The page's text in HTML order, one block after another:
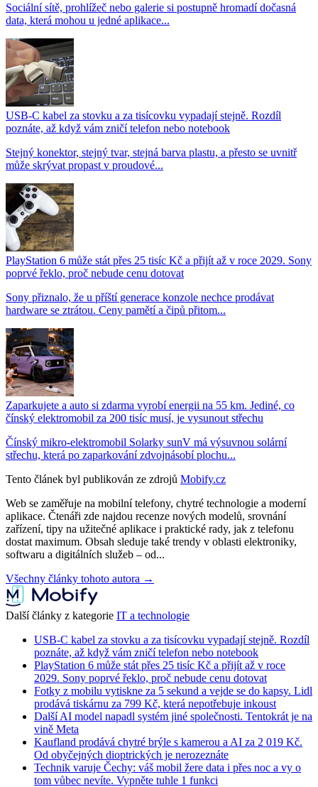
Sociální sítě, prohlížeč nebo galerie si postupně hromadí dočasná
data, která mohou u jedné aplikace...
USB-C kabel za stovku a za tisícovku vypadají stejně. Rozdíl
poznáte, až když vám zničí telefon nebo notebook
Stejný konektor, stejný tvar, stejná barva plastu, a přesto se uvnitř
může skrývat propast v proudové...
PlayStation 6 může stát přes 25 tisíc Kč a přijít až v roce 2029. Sony
poprvé řeklo, proč nebude cenu dotovat
Sony přiznalo, že u příští generace konzole nechce prodávat
hardware se ztrátou. Ceny pamětí a čipů přitom...
Zaparkujete a auto si zdarma vyrobí energii na 55 km. Jediné, co
čínský elektromobil za 200 tisíc musí, je vysunout střechu
Čínský mikro-elektromobil Solarky sunV má výsuvnou solární
střechu, která po zaparkování zdvojnásobí plochu...
Tento článek byl publikován ze zdrojů Mobify.cz
Web se zaměřuje na mobilní telefony, chytré technologie a moderní
aplikace. Čtenáři zde najdou recenze nových modelů, srovnání
zařízení, tipy na užitečné aplikace i praktické rady, jak z telefonu
dostat maximum. Obsah sleduje také trendy v oblasti elektroniky,
softwaru a digitálních služeb – od...
Všechny články tohoto autora →
Další články z kategorie IT a technologie
USB-C kabel za stovku a za tisícovku vypadají stejně. Rozdíl
poznáte, až když vám zničí telefon nebo notebook
PlayStation 6 může stát přes 25 tisíc Kč a přijít až v roce
2029. Sony poprvé řeklo, proč nebude cenu dotovat
Fotky z mobilu vytiskne za 5 sekund a vejde se do kapsy. Lidl
prodává tiskárnu za 799 Kč, která nepotřebuje inkoust
Další AI model napadl systém jiné společnosti. Tentokrát je na
vině Meta
Kaufland prodává chytré brýle s kamerou a AI za 2 019 Kč.
Od obyčejných dioptrických je nerozeznáte
Technik varuje Čechy: váš mobil žere data i přes noc a vy o
tom vůbec nevíte. Vypněte tuhle 1 funkci